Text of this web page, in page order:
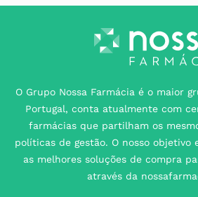
O Grupo Nossa Farmácia é o maior
Portugal, conta atualmente com
farmácias que partilham os
políticas de gestão. O nosso objetivo
as melhores soluções de compra
através da